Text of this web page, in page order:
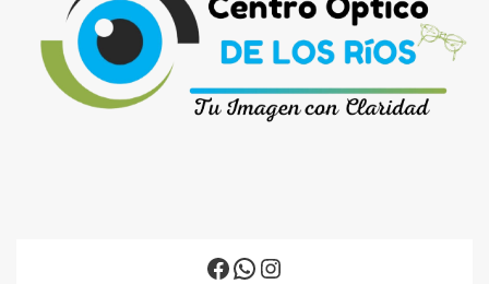
Facebook
WhatsApp
Instagram